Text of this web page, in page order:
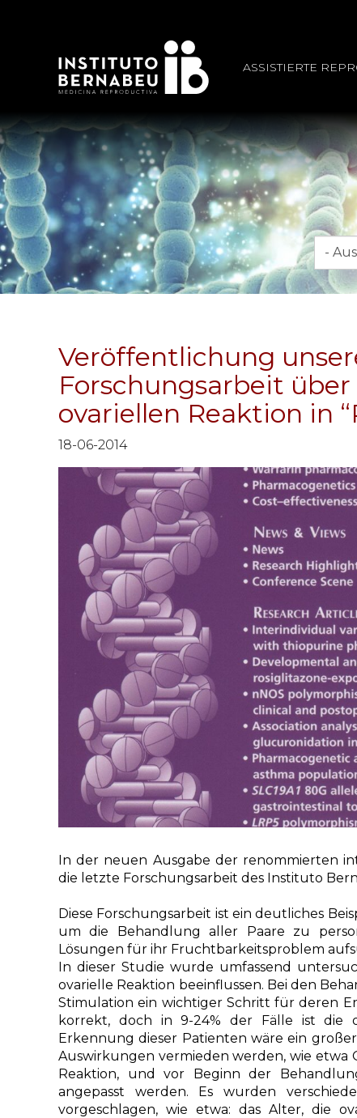
ASSISTIERTE
Monat
Veröffentlichung
Forschungsarbeit
ovariellen Reaktion in
18-06-2014
In der neuen Ausgabe der renommierten
die letzte Forschungsarbeit des Instituto
Diese Forschungsarbeit ist ein deutliches
um die Behandlung aller Paare zu
Lösungen für ihr Fruchtbarkeitsproblem
In dieser Studie wurde umfassend
ovarielle Reaktion beeinflussen. Bei den
Stimulation ein wichtiger Schritt für deren
korrekt, doch in 9-24% der Fälle ist die
Erkennung dieser Patienten wäre ein
Auswirkungen vermieden werden, wie etwa
Reaktion, und vor Beginn der
angepasst werden. Es wurden
vorgeschlagen, wie etwa: das Alter, die